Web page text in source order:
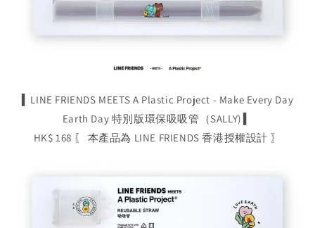
▍LINE FRIENDS MEETS A Plastic Project - Make Every Day
Earth Day 特別版環保吸吸管（SALLY) ▍
HK$ 168 〖 本產品為 LINE FRIENDS 香港授權設計 〗